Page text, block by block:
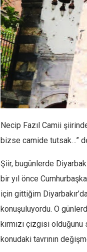
Necip Fazıl Camii
bizse camide tutsak…”
Şiir, bugünlerde
bir yıl önce
için gittiğim
konuşuluyordu. O
kırmızı çizgisi
konudaki tavrının